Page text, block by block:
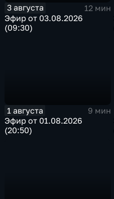
3 августа
12 мин
Эфир от 03.08.2026
(09:30)
1 августа
9 мин
Эфир от 01.08.2026
(20:50)